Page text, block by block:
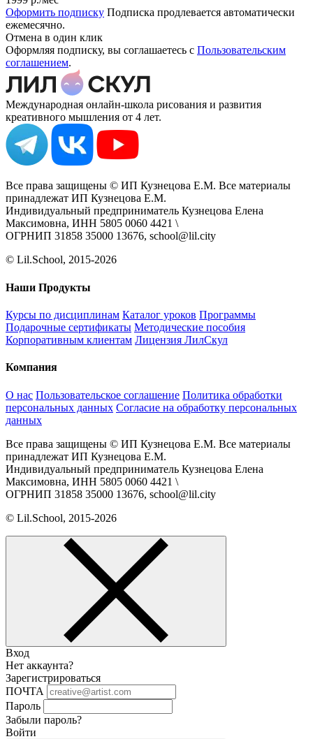
Оформить подписку Подписка продлевается автоматически
ежемесячно.
Отмена в один клик
Оформляя подписку, вы соглашаетесь с Пользовательским
соглашением.
Международная онлайн-школа рисования и развития
креативного мышления от 4 лет.
Все права защищены © ИП Кузнецова Е.М. Все материалы
принадлежат ИП Кузнецова Е.М.
Индивидуальный предприниматель Кузнецова Елена
Максимовна, ИНН 5805 0060 4421 \
ОГРНИП 31858 35000 13676, school@lil.city
© Lil.School, 2015‐2026
Наши Продукты
Курсы по дисциплинам Каталог уроков Программы
Подарочные сертификаты Методические пособия
Корпоративным клиентам Лицензия ЛилСкул
Компания
О нас Пользовательское соглашение Политика обработки
персональных данных Согласие на обработку персональных
данных
Все права защищены © ИП Кузнецова Е.М. Все материалы
принадлежат ИП Кузнецова Е.М.
Индивидуальный предприниматель Кузнецова Елена
Максимовна, ИНН 5805 0060 4421 \
ОГРНИП 31858 35000 13676, school@lil.city
© Lil.School, 2015‐2026
Вход
Нет аккаунта?
Зарегистрироваться
ПОЧТА
Пароль
Забыли пароль?
Войти